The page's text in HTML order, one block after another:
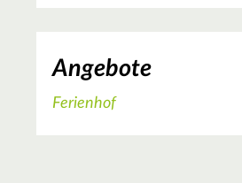
Angebote
Ferienhof